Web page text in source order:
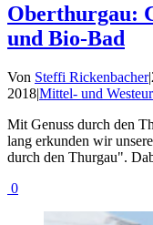
Oberthurgau:
und Bio-Bad
Von Steffi Rickenbacher|
2018|Mittel- und
Mit Genuss durch den
lang erkunden wir
durch den Thurgau".
0